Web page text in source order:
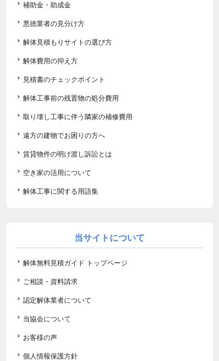
補助金・助成金
悪徳業者の見分け方
解体見積もりサイトの選び方
解体費用の抑え方
見積書のチェックポイント
解体工事前の残置物の処分費用
取り壊し工事に伴う隣家の補修費用
遠方の建物でお困りの方へ
賃貸物件の明け渡し訴訟とは
空き家の活用について
解体工事に関する用語集
当サイトについて
解体無料見積ガイド トップページ
ご相談・資料請求
認定解体業者について
当協会について
お客様の声
個人情報保護方針